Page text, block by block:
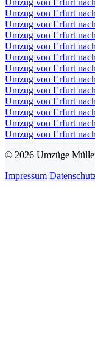
Umzug von Erfurt
Umzug von Erfurt
Umzug von Erfurt
Umzug von Erfurt
Umzug von Erfurt
Umzug von Erfurt
Umzug von Erfurt
Umzug von Erfurt
Umzug von Erfurt
Umzug von Erfurt
Umzug von Erfurt
Umzug von Erfurt
Umzug von Erfurt
© 2026 Umzüge
Impressum